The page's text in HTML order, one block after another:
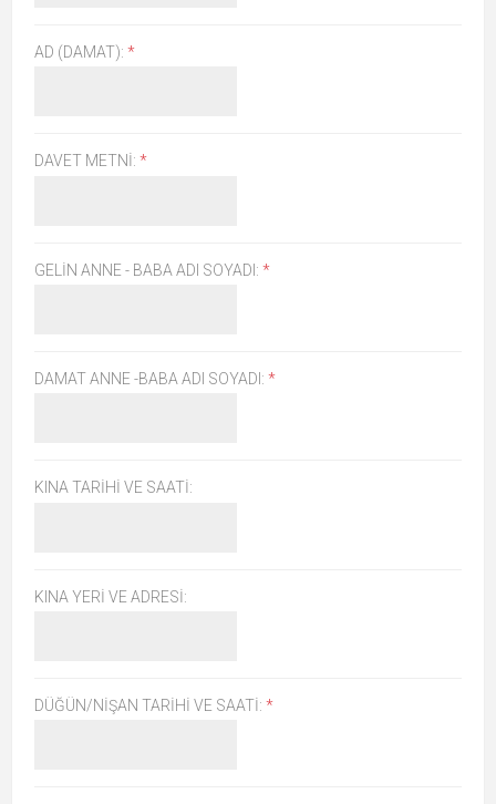
AD (DAMAT): *
DAVET METNI: *
GELIN ANNE - BABA ADI SOYADI: *
DAMAT ANNE -BABA ADI SOYADI: *
KINA TARIHI VE SAATI:
KINA YERI VE ADRESI:
DÜĞÜN/NIŞAN TARIHI VE SAATI: *